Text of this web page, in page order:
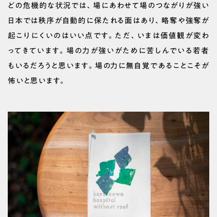
どの危機的な状況では、場にあわせて場のつながりが強い
日本では秩序が自動的に保たれる面はあり、略奪や強奪が
起こりにくいのはいい点です。ただ、いまは価値観が変わ
ってきています。場の力が強いがために苦しんでいる若者
もいるだろうと思います。場の力に無自覚であることこそが
怖いと思います。